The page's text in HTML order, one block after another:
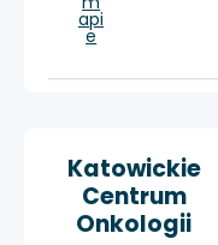
api
e
Katowickie
Centrum
Onkologii